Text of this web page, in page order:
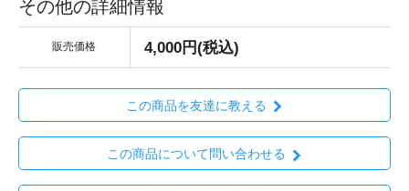
その他の詳細情報
販売価格 4,000円(税込)
この商品を友達に教える
この商品について問い合わせる